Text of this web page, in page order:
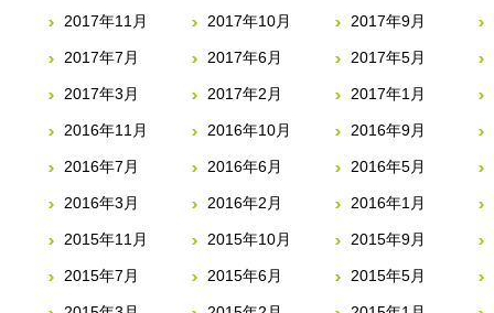
2017年11月 2017年10月 2017年9月
2017年7月 2017年6月 2017年5月
2017年3月 2017年2月 2017年1月
2016年11月 2016年10月 2016年9月
2016年7月 2016年6月 2016年5月
2016年3月 2016年2月 2016年1月
2015年11月 2015年10月 2015年9月
2015年7月 2015年6月 2015年5月